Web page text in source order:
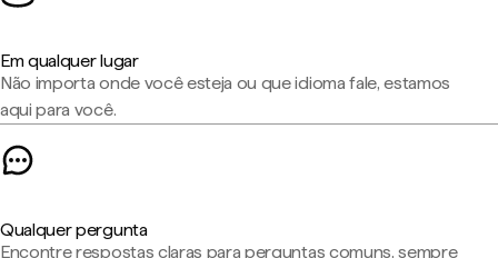
Em qualquer lugar
Não importa onde você esteja ou que idioma fale, estamos
aqui para você.
Qualquer pergunta
Encontre respostas claras para perguntas comuns, sempre